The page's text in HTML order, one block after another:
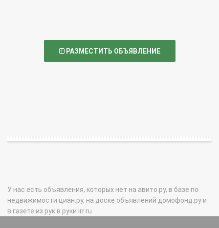
РАЗМЕСТИТЬ ОБЪЯВЛЕНИЕ
У нас есть объявления, которых нет на авито.ру, в базе по
недвижимости циан.ру, на доске объявлений домофонд.ру и
в газете из рук в руки irr.ru